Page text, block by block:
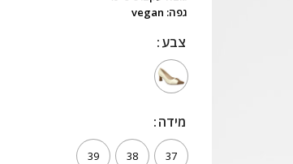
גפה: vegan
צבע
צבע
מידה
מידה
37
38
39